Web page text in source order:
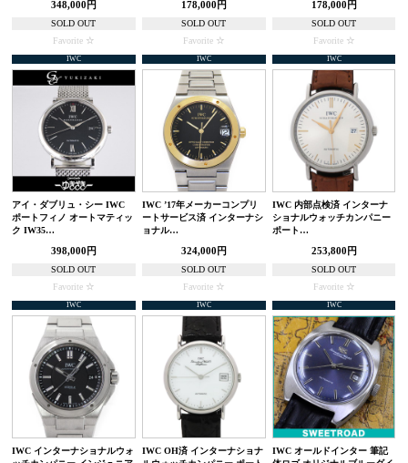
348,000円
SOLD OUT
Favorite
178,000円
SOLD OUT
Favorite
178,000円
SOLD OUT
Favorite
IWC
アイ・ダブリュ・シー IWC
ポートフィノ オートマティッ
ク IW35…
398,000円
SOLD OUT
Favorite
IWC
IWC ’17年メーカーコンプリ
ートサービス済 インターナシ
ョナル…
324,000円
SOLD OUT
Favorite
IWC
IWC 内部点検済 インターナ
ショナルウォッチカンパニー
ポート…
253,800円
SOLD OUT
Favorite
IWC
IWC インターナショナルウォ
IWC
IWC OH済 インターナショナ
IWC
IWC オールドインター 筆記